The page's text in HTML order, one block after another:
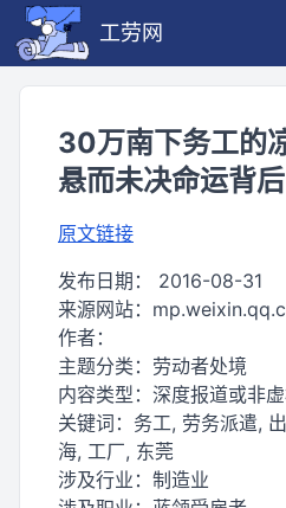
工劳网
30万南下务工的
悬而未决命运背
原文链接
发布日期： 2016-08-31
来源网站：
作者：
主题分类： 劳动者处境
内容类型： 深度报道或非
关键词： 务工, 劳务派遣,
海, 工厂, 东莞
涉及行业： 制造业